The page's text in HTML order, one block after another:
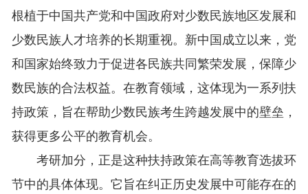
根植于中国共产党和中国政府对少数民族地区发展和
少数民族人才培养的长期重视。新中国成立以来，党
和国家始终致力于促进各民族共同繁荣发展，保障少
数民族的合法权益。在教育领域，这体现为一系列扶
持政策，旨在帮助少数民族考生跨越发展中的壁垒，
获得更多公平的教育机会。
考研加分，正是这种扶持政策在高等教育选拔环
节中的具体体现。它旨在纠正历史发展中可能存在的